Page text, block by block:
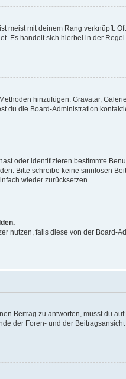
mit deinem Rang verknüpft:
Es handelt sich hierbei in der
hinzufügen: Gravatar,
du die Board-Administration
oder identifizieren bestimmte
Bitte schreibe keine sinnlosen
wieder zurücksetzen.
nutzen, falls diese von der Board-
Beitrag zu antworten, musst du
Foren- und der Beitragsansicht